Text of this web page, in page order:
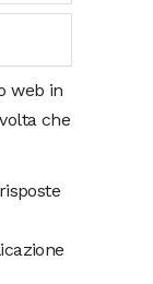
web in
che